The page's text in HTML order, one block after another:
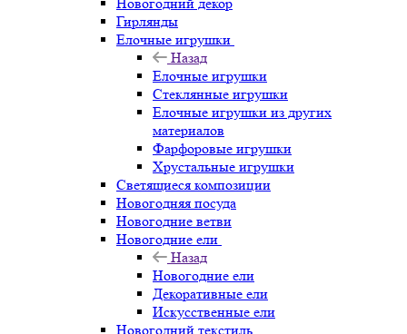
Гирлянды
Елочные игрушки
Назад
Елочные игрушки
Стеклянные игрушки
Елочные игрушки из других
материалов
Фарфоровые игрушки
Хрустальные игрушки
Светящиеся композиции
Новогодняя посуда
Новогодние ветви
Новогодние ели
Назад
Новогодние ели
Декоративные ели
Искусственные ели
Новогодний текстиль